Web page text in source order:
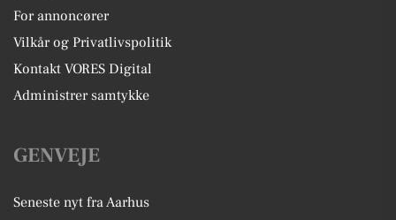
For annoncører
Vilkår og Privatlivspolitik
Kontakt VORES Digital
Administrer samtykke
GENVEJE
Seneste nyt fra Aarhus